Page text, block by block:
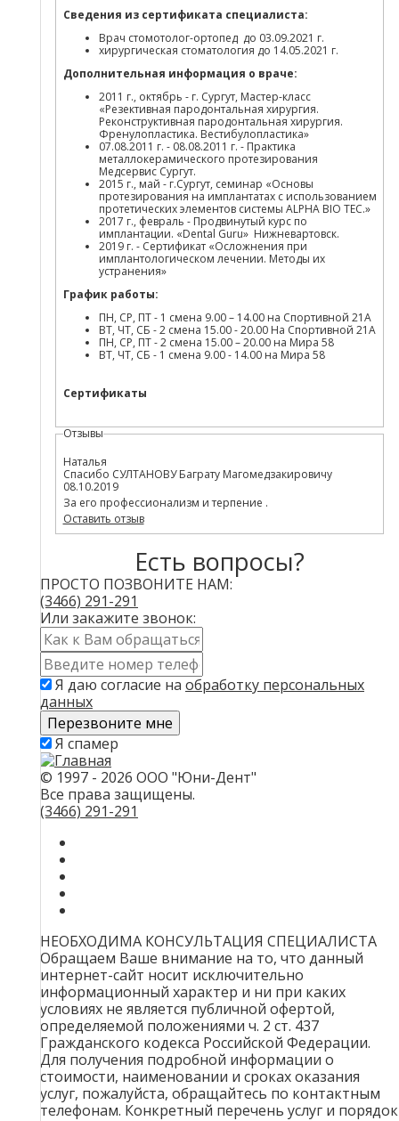
Сведения из сертификата специалиста:
Врач стомотолог-ортопед до 03.09.2021 г.
хирургическая стоматология до 14.05.2021 г.
Дополнительная информация о враче:
2011 г., октябрь - г. Сургут, Мастер-класс
«Резективная пародонтальная хирургия.
Реконструктивная пародонтальная хирургия.
Френулопластика. Вестибулопластика»
07.08.2011 г. - 08.08.2011 г. - Практика
металлокерамического протезирования
Медсервис Сургут.
2015 г., май - г.Сургут, семинар «Основы
протезирования на имплантатах с использованием
протетических элементов системы ALPHA BIO TEC.»
2017 г., февраль - Продвинутый курс по
имплантации. «Dental Guru» Нижневартовск.
2019 г. - Сертификат «Осложнения при
имплантологическом лечении. Методы их
устранения»
График работы:
ПН, СР, ПТ - 1 смена 9.00 – 14.00 на Спортивной 21А
ВТ, ЧТ, СБ - 2 смена 15.00 - 20.00 На Спортивной 21А
ПН, СР, ПТ - 2 смена 15.00 – 20.00 на Мира 58
ВТ, ЧТ, СБ - 1 смена 9.00 - 14.00 на Мира 58
Сертификаты
Отзывы
Наталья
Спасибо СУЛТАНОВУ Баграту Магомедзакировичу
08.10.2019
За его профессионализм и терпение .
Оставить отзыв
Есть вопросы?
ПРОСТО ПОЗВОНИТЕ НАМ:
(3466) 291-291
Или закажите звонок:
Имя
*
Контактный
телефон
* Я даю согласие на обработку персональных
данных
Скажите,
привет!
Пожалуйста,
не
заполняйте
это
CAPTCHA
только
для
роботов!
Я спамер
© 1997 - 2026 ООО "Юни-Дент"
Все права защищены.
(3466) 291-291
НЕОБХОДИМА КОНСУЛЬТАЦИЯ СПЕЦИАЛИСТА
Обращаем Ваше внимание на то, что данный
интернет-сайт носит исключительно
информационный характер и ни при каких
условиях не является публичной офертой,
определяемой положениями ч. 2 ст. 437
Гражданского кодекса Российской Федерации.
Для получения подробной информации о
стоимости, наименовании и сроках оказания
услуг, пожалуйста, обращайтесь по контактным
телефонам. Конкретный перечень услуг и порядок